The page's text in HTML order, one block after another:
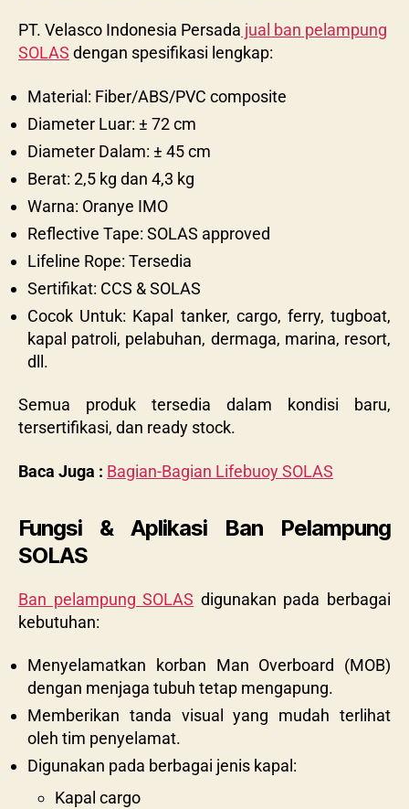
PT. Velasco Indonesia Persada jual ban pelampung
SOLAS dengan spesifikasi lengkap:
Material: Fiber/ABS/PVC composite
Diameter Luar: ± 72 cm
Diameter Dalam: ± 45 cm
Berat: 2,5 kg dan 4,3 kg
Warna: Oranye IMO
Reflective Tape: SOLAS approved
Lifeline Rope: Tersedia
Sertifikat: CCS & SOLAS
Cocok Untuk: Kapal tanker, cargo, ferry, tugboat,
kapal patroli, pelabuhan, dermaga, marina, resort,
dll.
Semua produk tersedia dalam kondisi baru,
tersertifikasi, dan ready stock.
Baca Juga : Bagian-Bagian Lifebuoy SOLAS
Fungsi & Aplikasi Ban Pelampung
SOLAS
Ban pelampung SOLAS digunakan pada berbagai
kebutuhan:
Menyelamatkan korban Man Overboard (MOB)
dengan menjaga tubuh tetap mengapung.
Memberikan tanda visual yang mudah terlihat
oleh tim penyelamat.
Digunakan pada berbagai jenis kapal:
Kapal cargo